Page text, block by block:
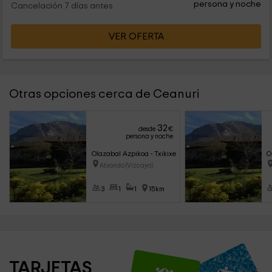
Cancelación 7 días antes persona y noche
VER OFERTA
Otras opciones cerca de Ceanuri
desde 32€
persona y noche
Olazabal Azpikoa - Txikixe
Atxondo (Vizcaya)
3 1 1 15km